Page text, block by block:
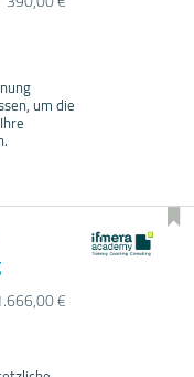
um die
€